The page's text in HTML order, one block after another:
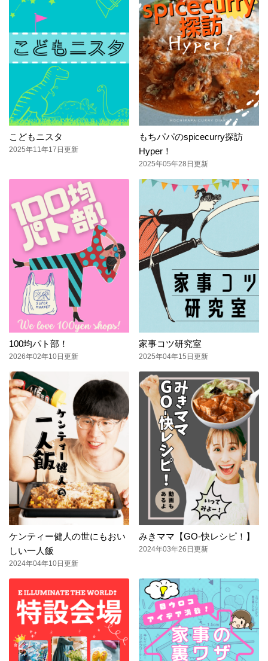
こどもニスタ
2025年11年17日更新
もちパパのspicecurry探訪
Hyper！
2025年05年28日更新
100均パト部！
2026年02年10日更新
家事コツ研究室
2025年04年15日更新
ケンティー健人の世にもおい
しい一人飯
2024年04年10日更新
みきママ【GO-快レシピ！】
2024年03年26日更新